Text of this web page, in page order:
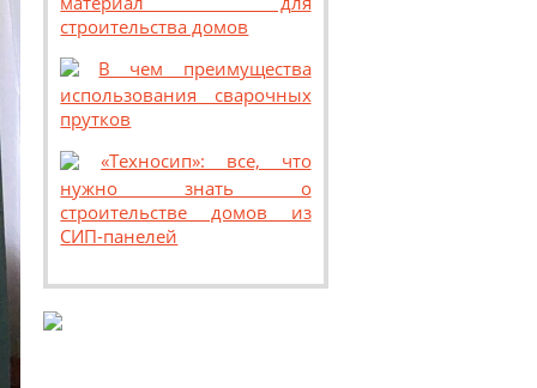
строительства домов
В чем преимущества
использования сварочных
прутков
«Техносип»: все, что
нужно знать о
строительстве домов из
СИП-панелей